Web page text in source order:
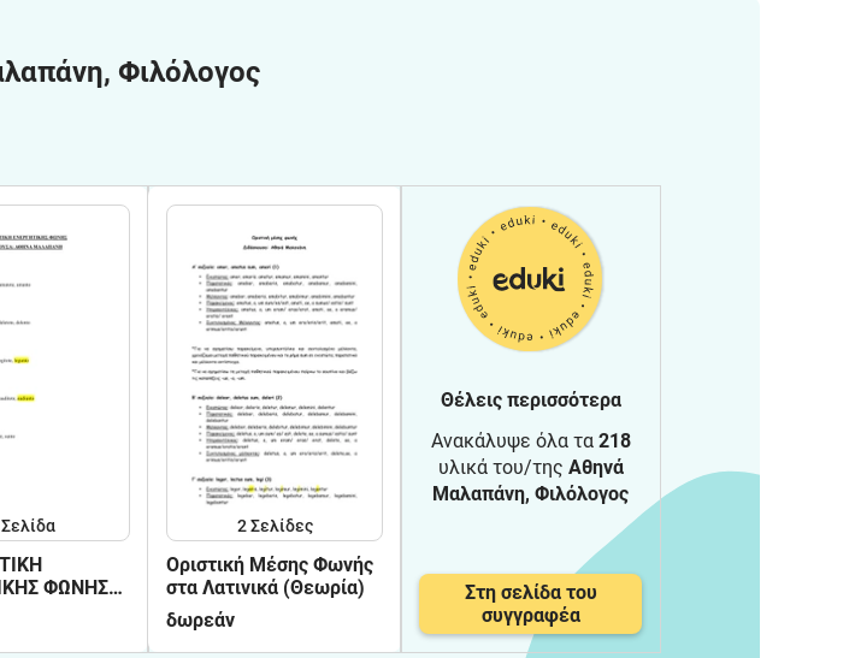
Φιλόλογος
Σελίδα
ΦΩΝΗΣ
2Σελίδες
Οριστική Μέσης Φωνής
στα Λατινικά (Θεωρία)
δωρεάν
Θέλεις περισσότερα
Ανακάλυψε όλα τα 218
υλικά του/της Αθηνά
Μαλαπάνη, Φιλόλογος
Στη σελίδα του
συγγραφέα